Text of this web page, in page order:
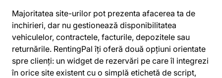
Majoritatea site-urilor pot prezenta afacerea ta de
inchirieri, dar nu gestionează disponibilitatea
vehiculelor, contractele, facturile, depozitele sau
returnările. RentingPal îți oferă două opțiuni orientate
spre clienți: un widget de rezervări pe care îl integrezi
în orice site existent cu o simplă etichetă de script,